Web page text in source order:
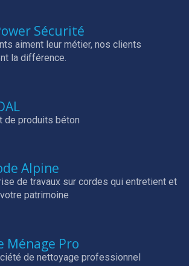
Sécurité
aiment leur métier, nos clients
la différence.
de produits béton
Alpine
de travaux sur cordes qui entretient et
patrimoine
Ménage Pro
de nettoyage professionnel